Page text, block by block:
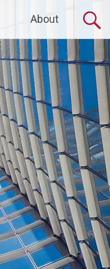
About